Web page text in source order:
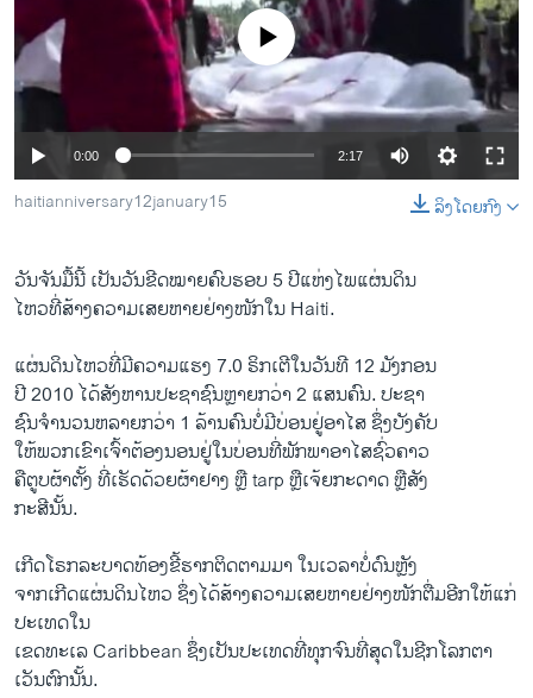
ຊຸມຊົນຊາວລາວ
ວິທະຍາສາດ-ເທັກໂນໂລຈີ
ທຸລະກິດ
ພາສາອັງກິດ
ສຽງ
ລາຍການກະຈາຍສຽງ
ລາຍງານ
ພາສາຕ່າງໆ
No media source currently available
0:00 2:17
ລິງໂດຍກົງ
haitianniversary12january15
ວັນ​ຈັນ​ມື້​ນີ້ ​ເປັນ​ວັນ​ຂີດ​ໝາຍ​ຄົບຮອບ 5 ປີ​ແຫ່ງ​ໄພແຜ່ນດິນ​
ໄຫວ​ທີ່ສ້າງ​ຄວາມ​ເສຍ​ຫາຍ​ຢ່າງ​ໜັກ​ໃນ Haiti​.
​ແຜ່ນດິນ​ໄຫວ​ທີ່​ມີ​ຄວາມ​ແຮງ 7.0 ຣິກ​ເຕີ​ໃນ​ວັນ​ທີ 12 ມັງກອນ
ປີ 2010 ​ໄດ້​ສັງຫານ​ປະຊາຊົນ​ຫຼາຍ​ກວ່າ 2 ​ແສນ​ຄົນ. ປະຊາ
ຊົນ​ຈຳນວນ​ຫລາຍ​ກວ່າ 1 ລ້ານ​ຄົນ​ບໍ່​ມີ​ບ່ອນຢູ່​ອາ​ໄສ ຊຶ່ງ​ບັງຄັບ
​ໃຫ້​ພວກເຂົາ​ເຈົ້າ​ຕ້ອງ​ນອນ​ຢູ່​ໃນ​ບ່ອນ​ທີ່​ພັກ​ພາ​ອາ​ໄສ​ຊົ່ວຄາວ
ຄື​ຕູບ​ຜ້າ​ຕັ້ງ ທີ່​ເຮັດ​ດ້ວຍ​ຜ້າ​ຢາງ ຫຼື tarp ຫຼື​ເຈ້ຍ​ກະດາດ ຫຼື​ສັງ
ກະສີ​ນັ້ນ.
​ເກີດ​ໂຣກລະ​ບາດທ້ອງ​ຂີ້​ຮາກ​ຕິດຕາມ​ມາ ​ໃນ​ເວລາ​ບໍ່​ດົນ​ຫຼັງ
​ຈາກ​ເກີດ​ແຜ່ນດິນໄຫວ ຊຶ່ງ​ໄດ້​ສ້າງ​ຄວາມ​ເສຍ​ຫາຍ​ຢ່າງ​ໜັກ​ຕື່ມອີກ​ໃຫ້​ແກ່​
ປະ​ເທດ​ໃນ
​ເຂດ​ທະ​ເລ Caribbean ຊຶ່ງ​ເປັນ​ປະ​ເທດ​ທີ່​ທຸກ​ຈົນ​ທີ່​ສຸດ​ໃນຊີກ​ໂລກ​ຕາ​
ເວັນ​ຕົກ​ນັ້ນ.